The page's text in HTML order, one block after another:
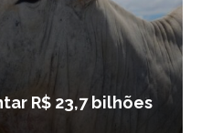
R$ 23,7 bilhões